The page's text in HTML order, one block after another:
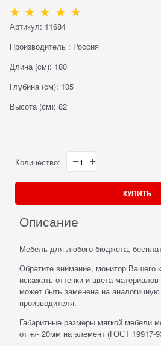
Артикул: 11684
Производитель : Россия
Длина (см): 180
Глубина (см): 105
Высота (см): 82
Количество:
КУПИТЬ
Описание
Мебель для любого бюджета,
Обратите внимание, монитор Вашего
искажать оттенки и цвета
может быть заменена на
производителя.
Габаритные размеры мягкой мебели
от +/- 20мм на элемент (ГОСТ 19917-